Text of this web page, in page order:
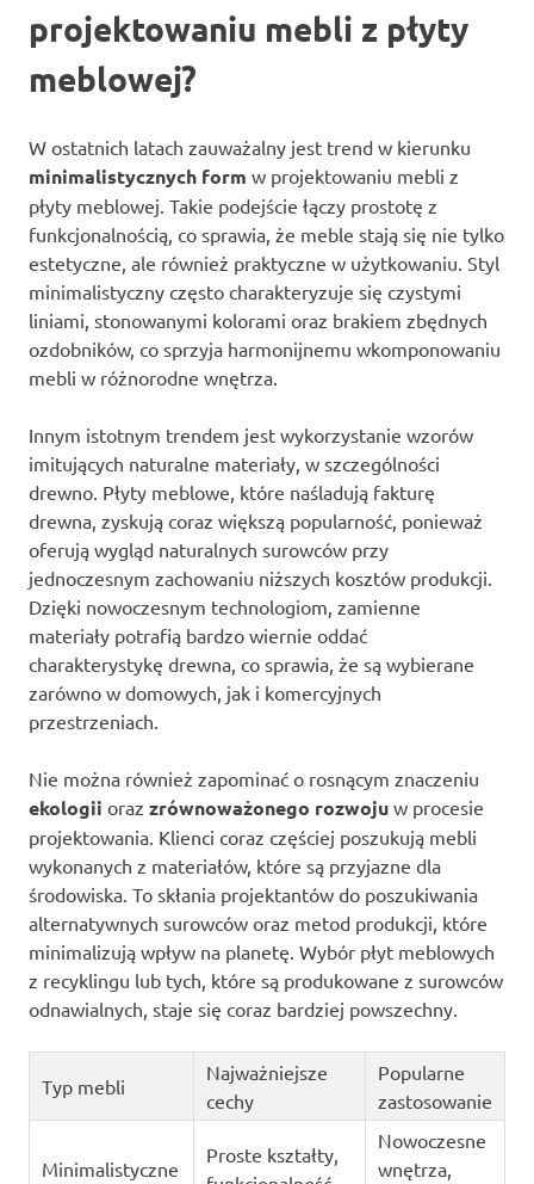
projektowaniu mebli z płyty
meblowej?
W ostatnich latach zauważalny jest trend w kierunku
minimalistycznych form w projektowaniu mebli z
płyty meblowej. Takie podejście łączy prostotę z
funkcjonalnością, co sprawia, że meble stają się nie tylko
estetyczne, ale również praktyczne w użytkowaniu. Styl
minimalistyczny często charakteryzuje się czystymi
liniami, stonowanymi kolorami oraz brakiem zbędnych
ozdobników, co sprzyja harmonijnemu wkomponowaniu
mebli w różnorodne wnętrza.
Innym istotnym trendem jest wykorzystanie wzorów
imitujących naturalne materiały, w szczególności
drewno. Płyty meblowe, które naśladują fakturę
drewna, zyskują coraz większą popularność, ponieważ
oferują wygląd naturalnych surowców przy
jednoczesnym zachowaniu niższych kosztów produkcji.
Dzięki nowoczesnym technologiom, zamienne
materiały potrafią bardzo wiernie oddać
charakterystykę drewna, co sprawia, że są wybierane
zarówno w domowych, jak i komercyjnych
przestrzeniach.
Nie można również zapominać o rosnącym znaczeniu
ekologii oraz zrównoważonego rozwoju w procesie
projektowania. Klienci coraz częściej poszukują mebli
wykonanych z materiałów, które są przyjazne dla
środowiska. To skłania projektantów do poszukiwania
alternatywnych surowców oraz metod produkcji, które
minimalizują wpływ na planetę. Wybór płyt meblowych
z recyklingu lub tych, które są produkowane z surowców
odnawialnych, staje się coraz bardziej powszechny.
Typ mebli
Najważniejsze
cechy
Popularne
zastosowanie
Minimalistyczne
Proste kształty,
Nowoczesne
wnętrza,